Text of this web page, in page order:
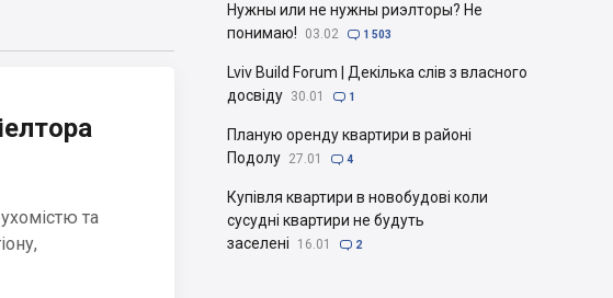
та
Нужны или не нужны риэлторы? Не
понимаю!
03.02  1 503
Lviv Build Forum | Декілька слів з власного
досвіду 30.01  1
Планую оренду квартири в районі
Подолу 27.01  4
Купівля квартири в новобудові коли
сусудні квартири не будуть
заселені
16.01  2